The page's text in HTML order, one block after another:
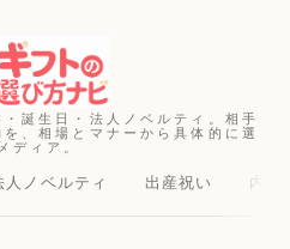
誕生日・法人ノベルティ。相手
、相場とマナーから具体的に選
ディア。
人ノベルティ 出産祝い 内祝